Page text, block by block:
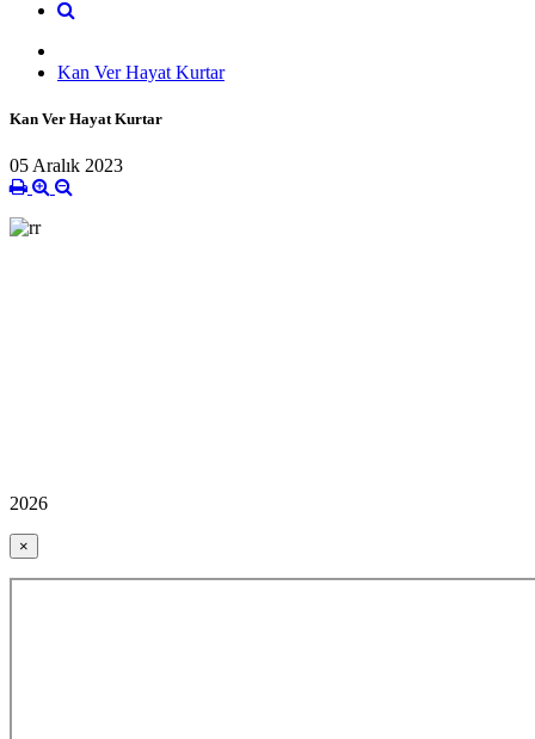
Kan Ver Hayat Kurtar
Kan Ver Hayat Kurtar
05 Aralık 2023
2026
×